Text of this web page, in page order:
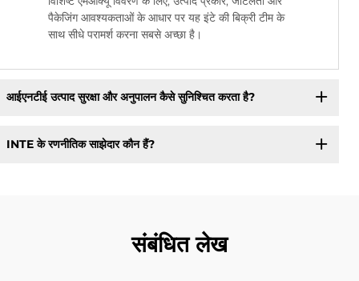
पैकेजिंग आवश्यकताओं के आधार पर यह इंटे की बिक्री टीम के
साथ सीधे परामर्श करना सबसे अच्छा है।
आईएनटीई उत्पाद सुरक्षा और अनुपालन कैसे सुनिश्चित करता है?
INTE के रणनीतिक साझेदार कौन हैं?
संबंधित लेख